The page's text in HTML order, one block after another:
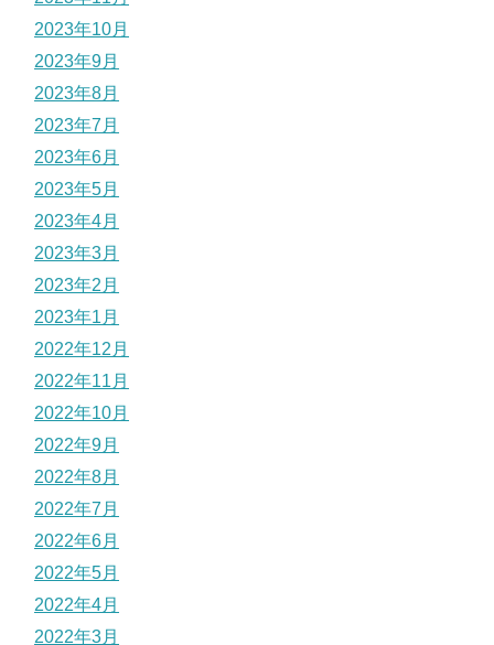
2023年10月
2023年9月
2023年8月
2023年7月
2023年6月
2023年5月
2023年4月
2023年3月
2023年2月
2023年1月
2022年12月
2022年11月
2022年10月
2022年9月
2022年8月
2022年7月
2022年6月
2022年5月
2022年4月
2022年3月